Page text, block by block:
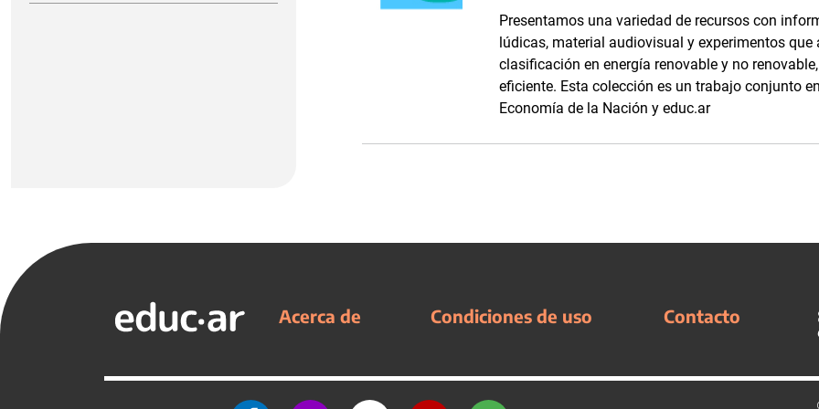
Presentamos una variedad de recursos con
lúdicas, material audiovisual y experimentos
clasificación en energía renovable y no
eficiente. Esta colección es un trabajo conjunto
Economía de la Nación y educ.ar
Acerca de Condiciones de uso Contacto